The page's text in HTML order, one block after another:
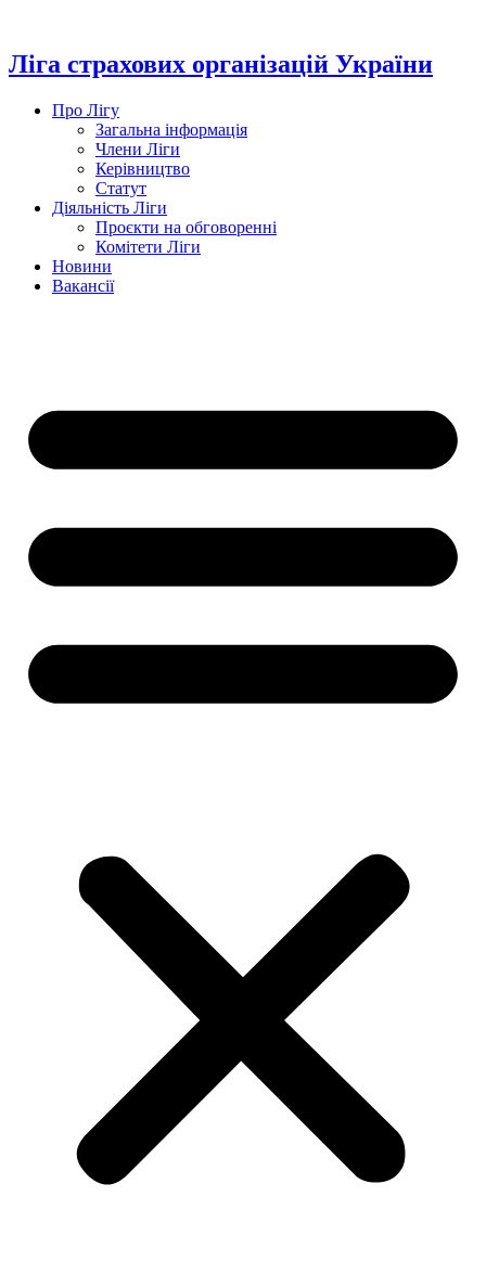
вмісту
Ліга страхових організацій України
Про Лігу
Загальна інформація
Члени Ліги
Керівництво
Статут
Діяльність Ліги
Проєкти на обговоренні
Комітети Ліги
Новини
Вакансії